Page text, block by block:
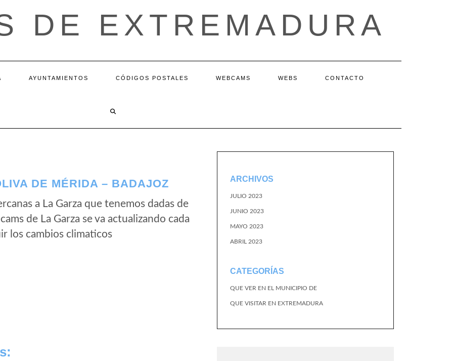
DE EXTREMADURA
AYUNTAMIENTOS CÓDIGOS POSTALES WEBCAMS WEBS CONTACTO
DE MÉRIDA – BADAJOZ
a La Garza que tenemos dadas de
de La Garza se va actualizando cada
los cambios climaticos
ARCHIVOS
JULIO 2023
JUNIO 2023
MAYO 2023
ABRIL 2023
CATEGORÍAS
QUE VER EN EL MUNICIPIO DE
QUE VISITAR EN EXTREMADURA